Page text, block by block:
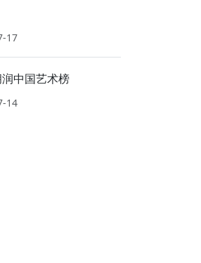
17
中国艺术榜
14